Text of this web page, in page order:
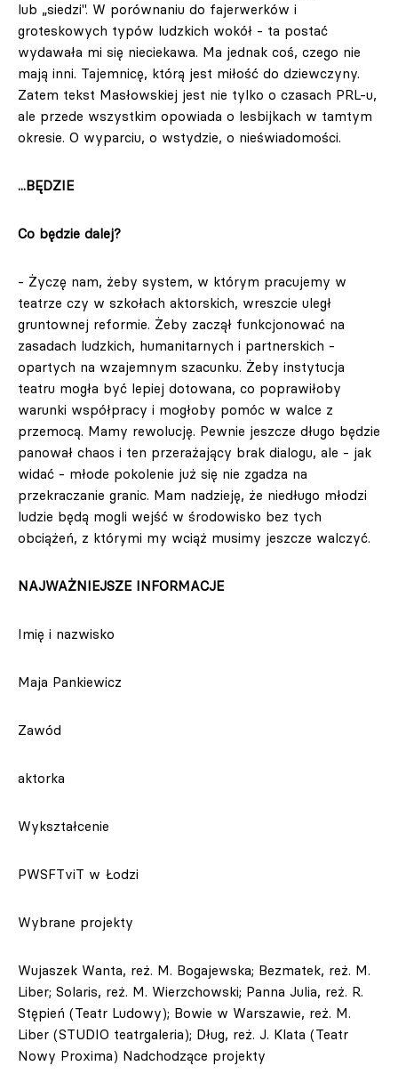
lub „siedzi". W porównaniu do fajerwerków i
groteskowych typów ludzkich wokół - ta postać
wydawała mi się nieciekawa. Ma jednak coś, czego nie
mają inni. Tajemnicę, którą jest miłość do dziewczyny.
Zatem tekst Masłowskiej jest nie tylko o czasach PRL-u,
ale przede wszystkim opowiada o lesbijkach w tamtym
okresie. O wyparciu, o wstydzie, o nieświadomości.
...BĘDZIE
Co będzie dalej?
- Życzę nam, żeby system, w którym pracujemy w
teatrze czy w szkołach aktorskich, wreszcie uległ
gruntownej reformie. Żeby zaczął funkcjonować na
zasadach ludzkich, humanitarnych i partnerskich -
opartych na wzajemnym szacunku. Żeby instytucja
teatru mogła być lepiej dotowana, co poprawiłoby
warunki współpracy i mogłoby pomóc w walce z
przemocą. Mamy rewolucję. Pewnie jeszcze długo będzie
panował chaos i ten przerażający brak dialogu, ale - jak
widać - młode pokolenie już się nie zgadza na
przekraczanie granic. Mam nadzieję, że niedługo młodzi
ludzie będą mogli wejść w środowisko bez tych
obciążeń, z którymi my wciąż musimy jeszcze walczyć.
NAJWAŻNIEJSZE INFORMACJE
Imię i nazwisko
Maja Pankiewicz
Zawód
aktorka
Wykształcenie
PWSFTviT w Łodzi
Wybrane projekty
Wujaszek Wanta, reż. M. Bogajewska; Bezmatek, reż. M.
Liber; Solaris, reż. M. Wierzchowski; Panna Julia, reż. R.
Stępień (Teatr Ludowy); Bowie w Warszawie, reż. M.
Liber (STUDIO teatrgaleria); Dług, reż. J. Klata (Teatr
Nowy Proxima) Nadchodzące projekty